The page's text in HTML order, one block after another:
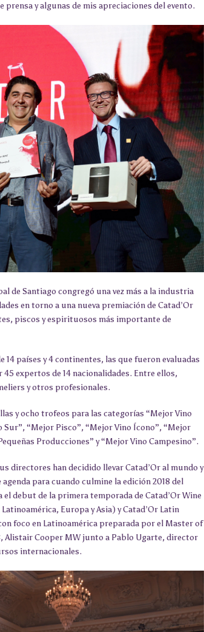
y algunas de mis apreciaciones del evento.
de Santiago congregó una vez más a la industria
en torno a una nueva premiación de Catad’Or
piscos y espirituosos más importante de
países y 4 continentes, las que fueron evaluadas
expertos de 14 nacionalidades. Entre ellos,
y otros profesionales.
y ocho trofeos para las categorías “Mejor Vino
“Mejor Pisco”, “Mejor Vino Ícono”, “Mejor
Producciones” y “Mejor Vino Campesino”.
directores han decidido llevar Catad’Or al mundo y
para cuando culmine la edición 2018 del
debut de la primera temporada de Catad’Or Wine
Europa y Asia) y Catad’Or Latin
foco en Latinoamérica preparada por el Master of
Alistair Cooper MW junto a Pablo Ugarte, director
internacionales.